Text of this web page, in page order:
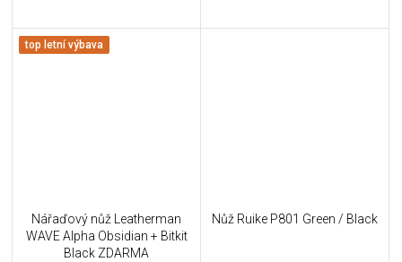
top letní výbava
Nářaďový nůž Leatherman
WAVE Alpha Obsidian + Bitkit
Black ZDARMA
Nůž Ruike P801 Green / Black